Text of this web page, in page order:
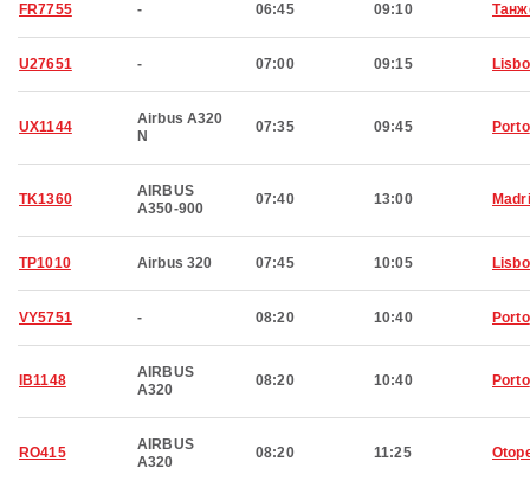
FR7755 - 06:45 09:10
U27651 - 07:00 09:15
UX1144
Airbus A320
N
07:35 09:45 Porto
TK1360
AIRBUS
A350-900
07:40 13:00
TP1010 Airbus 320 07:45 10:05
VY5751 - 08:20 10:40 Porto
IB1148
AIRBUS
A320
08:20 10:40 Porto
RO415
AIRBUS
A320
08:20 11:25